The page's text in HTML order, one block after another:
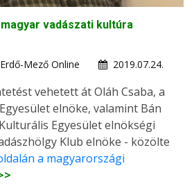
vadászati kultúra
Mező Online
2019.07.24.
vehetett át Oláh Csaba, a
elnöke, valamint Bán
Egyesület elnökségi
Klub elnöke - közölte
a magyarországi